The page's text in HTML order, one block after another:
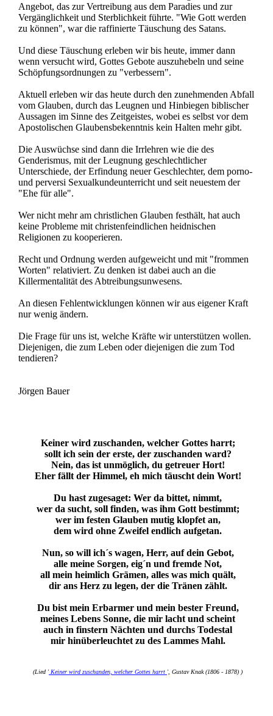
Angebot, das zur Vertreibung aus dem Paradies und zur
Vergänglichkeit und Sterblichkeit führte. "Wie Gott werden
zu können", war die raffinierte Täuschung des Satans.
Und diese Täuschung erleben wir bis heute, immer dann
wenn versucht wird, Gottes Gebote auszuhebeln und seine
Schöpfungsordnungen zu "verbessern".
Aktuell erleben wir das heute durch den zunehmenden Abfall
vom Glauben, durch das Leugnen und Hinbiegen biblischer
Aussagen im Sinne des Zeitgeistes, wobei es selbst vor dem
Apostolischen Glaubensbekenntnis kein Halten mehr gibt.
Die Auswüchse sind dann die Irrlehren wie die des
Genderismus, mit der Leugnung geschlechtlicher
Unterschiede, der Erfindung neuer Geschlechter, dem porno-
und perversi Sexualkundeunterricht und seit neuestem der
"Ehe für alle".
Wer nicht mehr am christlichen Glauben festhält, hat auch
keine Probleme mit christenfeindlichen heidnischen
Religionen zu kooperieren.
Recht und Ordnung werden aufgeweicht und mit "frommen
Worten" relativiert. Zu denken ist dabei auch an die
Killermentalität des Abtreibungsunwesens.
An diesen Fehlentwicklungen können wir aus eigener Kraft
nur wenig ändern.
Die Frage für uns ist, welche Kräfte wir unterstützen wollen.
Diejenigen, die zum Leben oder diejenigen die zum Tod
tendieren?
Jörgen Bauer
Keiner wird zuschanden, welcher Gottes harrt;
sollt ich sein der erste, der zuschanden ward?
Nein, das ist unmöglich, du getreuer Hort!
Eher fällt der Himmel, eh mich täuscht dein Wort!
Du hast zugesaget: Wer da bittet, nimmt,
wer da sucht, soll finden, was ihm Gott bestimmt;
wer im festen Glauben mutig klopfet an,
dem wird ohne Zweifel endlich aufgetan.
Nun, so will ich´s wagen, Herr, auf dein Gebot,
alle meine Sorgen, eig´n und fremde Not,
all mein heimlich Grämen, alles was mich quält,
dir ans Herz zu legen, der die Tränen zählt.
Du bist mein Erbarmer und mein bester Freund,
meines Lebens Sonne, die mir lacht und scheint
auch in finstern Nächten und durchs Todestal
mir hinüberleuchtet zu des Lammes Mahl.
(Lied 'Keiner wird zuschanden, welcher Gottes harrt ', Gustav Knak (1806 - 1878) )